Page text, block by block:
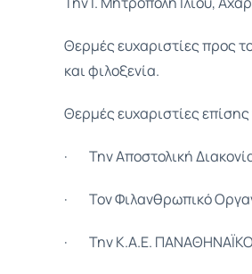
Θερμές ευχαριστίες προς
και φιλοξενία.
Θερμές ευχαριστίες
· Την Αποστολική
· Τον Φιλανθρωπικό
· Την Κ.Α.Ε.